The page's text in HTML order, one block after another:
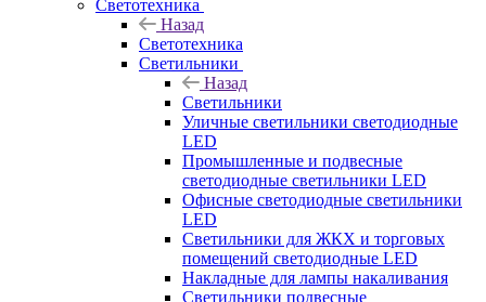
Светотехника
Назад
Светотехника
Светильники
Назад
Светильники
Уличные светильники светодиодные
LED
Промышленные и подвесные
светодиодные светильники LED
Офисные светодиодные светильники
LED
Светильники для ЖКХ и торговых
помещений светодиодные LED
Накладные для лампы накаливания
Светильники подвесные